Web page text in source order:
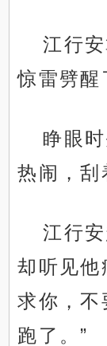
江行
惊雷劈醒
睁眼
热闹，刮
江行
却听见他
求你，不
跑了。”